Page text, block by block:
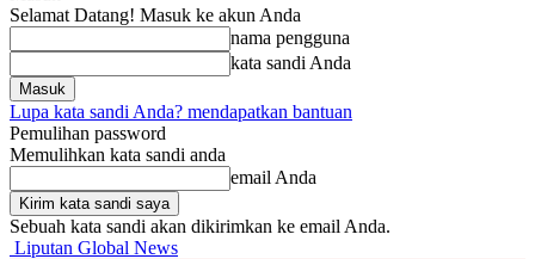
Selamat Datang! Masuk ke akun Anda
nama pengguna
kata sandi Anda
Lupa kata sandi Anda? mendapatkan bantuan
Pemulihan password
Memulihkan kata sandi anda
email Anda
Sebuah kata sandi akan dikirimkan ke email Anda.
Liputan Global News